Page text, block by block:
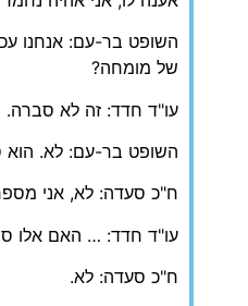
השופט בר-עם: אנחנו
של מומחה?
עו"ד חדד: זה לא סברה.
השופט בר-עם: לא. הוא
ח"כ סעדה: לא, אני
עו"ד חדד: … האם אלו
ח"כ סעדה: לא.